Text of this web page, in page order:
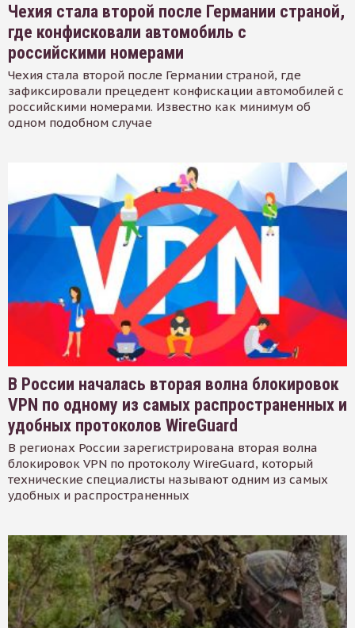
Чехия стала второй после Германии страной,
где конфисковали автомобиль с
российскими номерами
Чехия стала второй после Германии страной, где
зафиксировали прецедент конфискации автомобилей с
российскими номерами. Известно как минимум об
одном подобном случае
В России началась вторая волна блокировок
VPN по одному из самых распространенных и
удобных протоколов WireGuard
В регионах России зарегистрирована вторая волна
блокировок VPN по протоколу WireGuard, который
технические специалисты называют одним из самых
удобных и распространенных